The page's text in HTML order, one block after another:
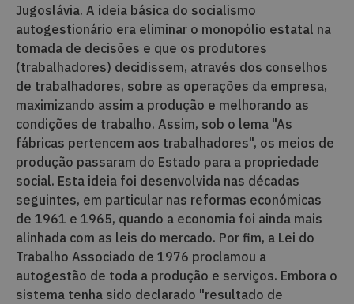
Jugoslávia. A ideia básica do socialismo
autogestionário era eliminar o monopólio estatal na
tomada de decisões e que os produtores
(trabalhadores) decidissem, através dos conselhos
de trabalhadores, sobre as operações da empresa,
maximizando assim a produção e melhorando as
condições de trabalho. Assim, sob o lema "As
fábricas pertencem aos trabalhadores", os meios de
produção passaram do Estado para a propriedade
social. Esta ideia foi desenvolvida nas décadas
seguintes, em particular nas reformas económicas
de 1961 e 1965, quando a economia foi ainda mais
alinhada com as leis do mercado. Por fim, a Lei do
Trabalho Associado de 1976 proclamou a
autogestão de toda a produção e serviços. Embora o
sistema tenha sido declarado "resultado de